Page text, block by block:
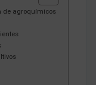
de agroquímicos